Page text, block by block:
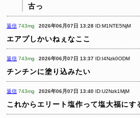
古っ
返信 743mg 2026年06月07日 13:28 ID:M1NTE5NjM
エアプしかいねぇなここ
返信 743mg 2026年06月07日 13:37 ID:I4Nzk0ODM
チンチンに塗り込みたい
返信 743mg 2026年06月07日 13:40 ID:U2Nzk1MjM
これからエリート塩作って塩大福にす